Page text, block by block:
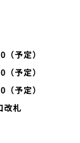
予定）
予定）
予定）
改札